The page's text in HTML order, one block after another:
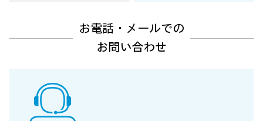
お電話・メールでの
お問い合わせ